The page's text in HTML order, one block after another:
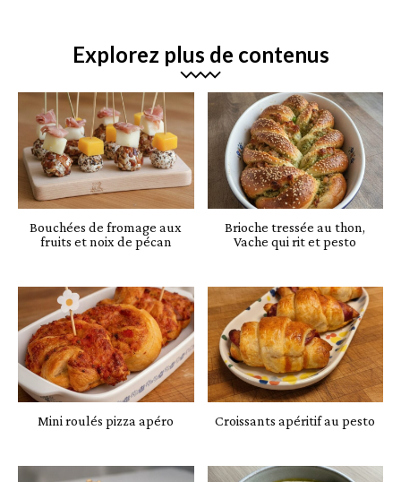
Explorez plus de contenus
Bouchées de fromage aux
fruits et noix de pécan
Brioche tressée au thon,
Vache qui rit et pesto
Mini roulés pizza apéro Croissants apéritif au pesto